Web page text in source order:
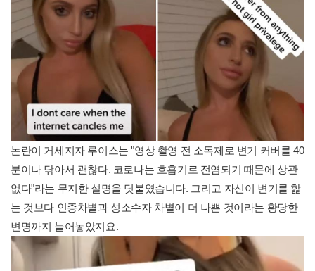
논란이 거세지자 루이스는 "영상 촬영 전 소독제로 변기 커버를 40
분이나 닦아서 괜찮다. 코로나는 호흡기로 전염되기 때문에 상관
없다"라는 무지한 설명을 덧붙였습니다. 그리고 자신이 변기를 핥
는 것보다 인종차별과 성소수자 차별이 더 나쁜 것이라는 황당한
변명까지 늘어놓았지요.